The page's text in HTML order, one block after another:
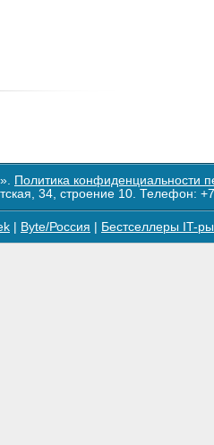
Политика конфиденциальности
34, строение 10. Телефон:
Byte/Россия Бестселлеры IT-